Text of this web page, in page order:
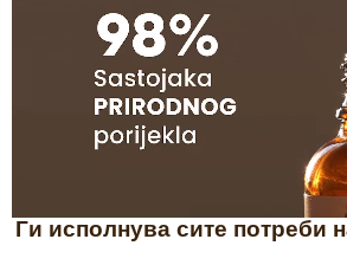
Ги исполнува сите потреби